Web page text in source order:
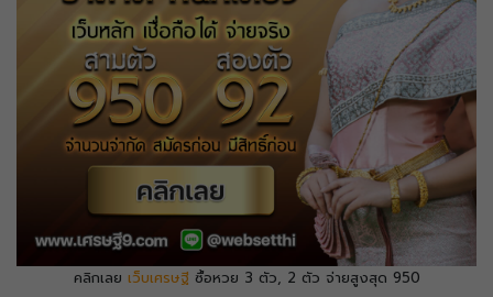
คลิกเลย เว็บเศรษฐี ซื้อหวย 3 ตัว, 2 ตัว จ่ายสูงสุด 950